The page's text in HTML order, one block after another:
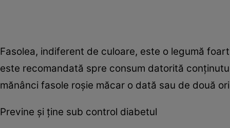
Fasolea, indiferent de culoare, este o legumă
este recomandată spre consum datorită
mănânci fasole roșie măcar o dată sau de două
Previne şi ţine sub control diabetul